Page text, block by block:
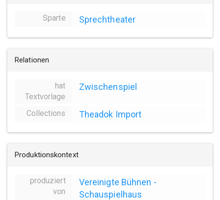
Sparte Sprechtheater
Relationen
hat
Textvorlage
Zwischenspiel
Collections Theadok Import
Produktionskontext
produziert
von
Vereinigte Bühnen -
Schauspielhaus